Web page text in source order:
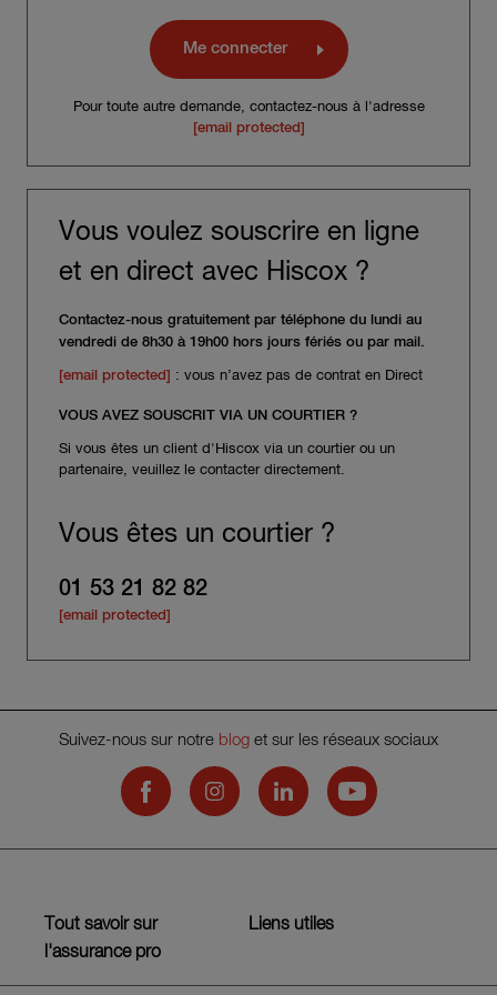
Tout savoir sur
l'assurance pro
Liens utiles
Me connecter
Pour toute autre demande, contactez-nous à l'adresse
[email protected]
Vous voulez souscrire en ligne
et en direct avec Hiscox ?
Contactez-nous gratuitement par téléphone du lundi au
vendredi de 8h30 à 19h00 hors jours fériés ou par mail.
[email protected] : vous n’avez pas de contrat en Direct
VOUS AVEZ SOUSCRIT VIA UN COURTIER ?
Si vous êtes un client d'Hiscox via un courtier ou un
partenaire, veuillez le contacter directement.
Vous êtes un courtier ?
01 53 21 82 82
[email protected]
Suivez-nous sur notre blog et sur les réseaux sociaux
Hiscox on Facebook
Hiscox on Instagram
Hiscox on LinkedInHiscox on YouTube